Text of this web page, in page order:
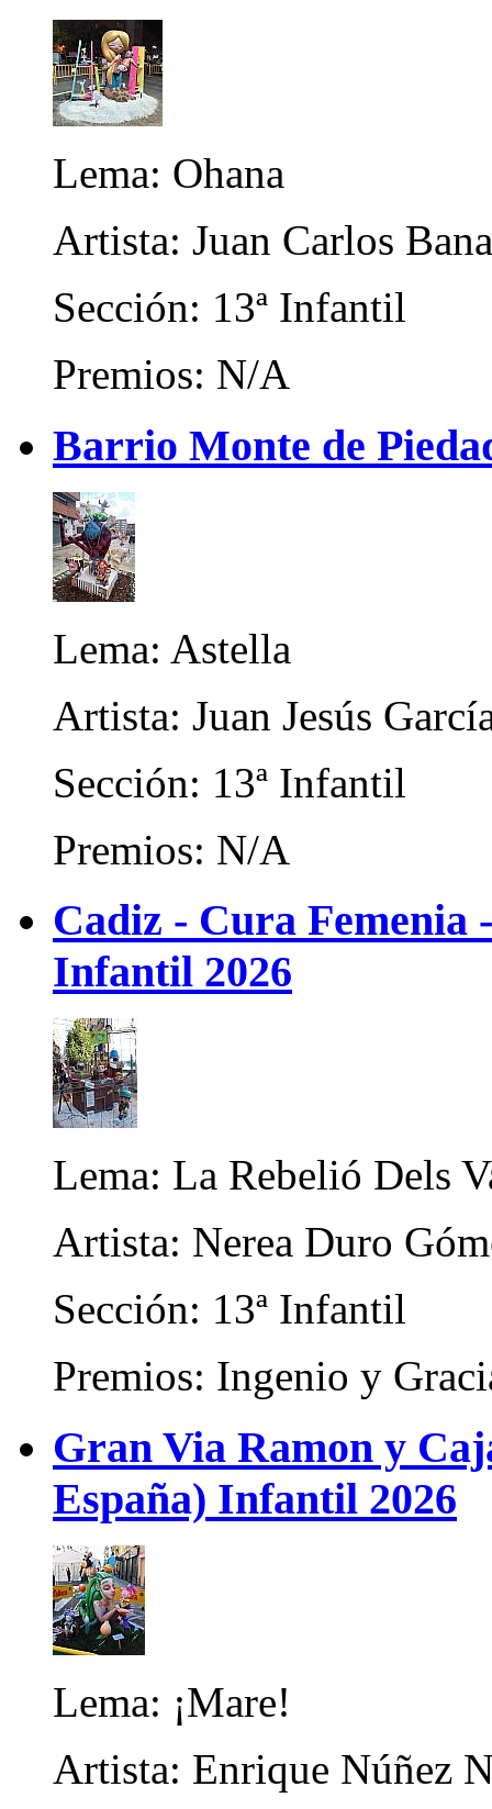
Lema: Ohana
Artista: Juan Carlos
Sección: 13ª Infantil
Premios: N/A
Barrio Monte de
Lema: Astella
Artista: Juan Jesús
Sección: 13ª Infantil
Premios: N/A
Cadiz - Cura Femenia
Infantil 2026
Lema: La Rebelió Dels
Artista: Nerea Duro
Sección: 13ª Infantil
Premios: Ingenio y
Gran Via Ramon y
España) Infantil 2026
Lema: ¡Mare!
Artista: Enrique Núñez